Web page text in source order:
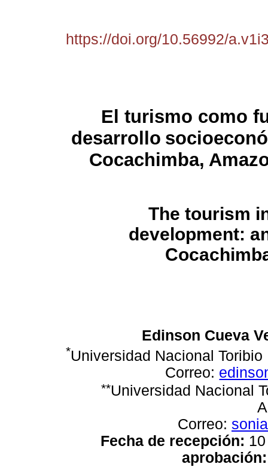
https://doi.org/10.56992/
El turismo como
desarrollo
Cocachimba,
The tourism
development:
Edinson Cueva
*Universidad Nacional
Correo:
**Universidad Nacional
Correo:
Fecha de recepción:
aprobación: